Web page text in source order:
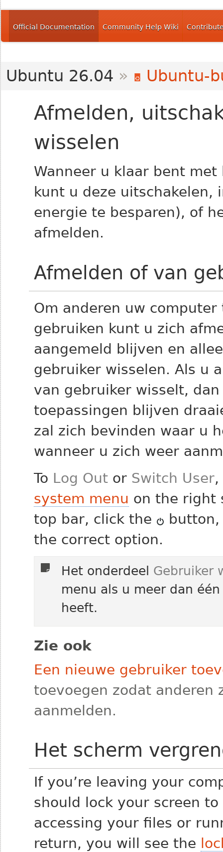
Official Documentation Community Help Wiki
Ubuntu 26.04 » Ubuntu-
Afmelden,
wisselen
Wanneer u klaar bent
kunt u deze uitschakelen,
energie te besparen), of
afmelden.
Afmelden of van
Om anderen uw computer
gebruiken kunt u zich
aangemeld blijven en
gebruiker wisselen. Als u
van gebruiker wisselt,
toepassingen blijven
zal zich bevinden waar u
wanneer u zich weer
To Log Out or Switch User
system menu on the right
top bar, click the
button,
the correct option.
Het onderdeel Gebruiker
menu als u meer dan
heeft.
Zie ook
Een nieuwe gebruiker
toevoegen zodat anderen
aanmelden.
Het scherm
If you’re leaving your
should lock your screen
accessing your files or
return, you will see the